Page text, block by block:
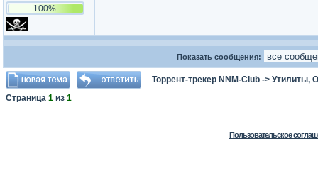
100%
Показать сообщения:
Торрент-трекер NNM-Club -> Утилиты,
Страница 1 из 1
Пользовательское